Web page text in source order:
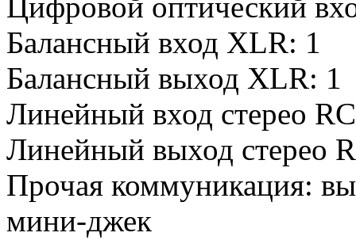
Балансный вход XLR: 1
Балансный выход XLR: 1
Линейный вход стерео
Линейный выход стерео
Прочая коммуникация:
мини-джек